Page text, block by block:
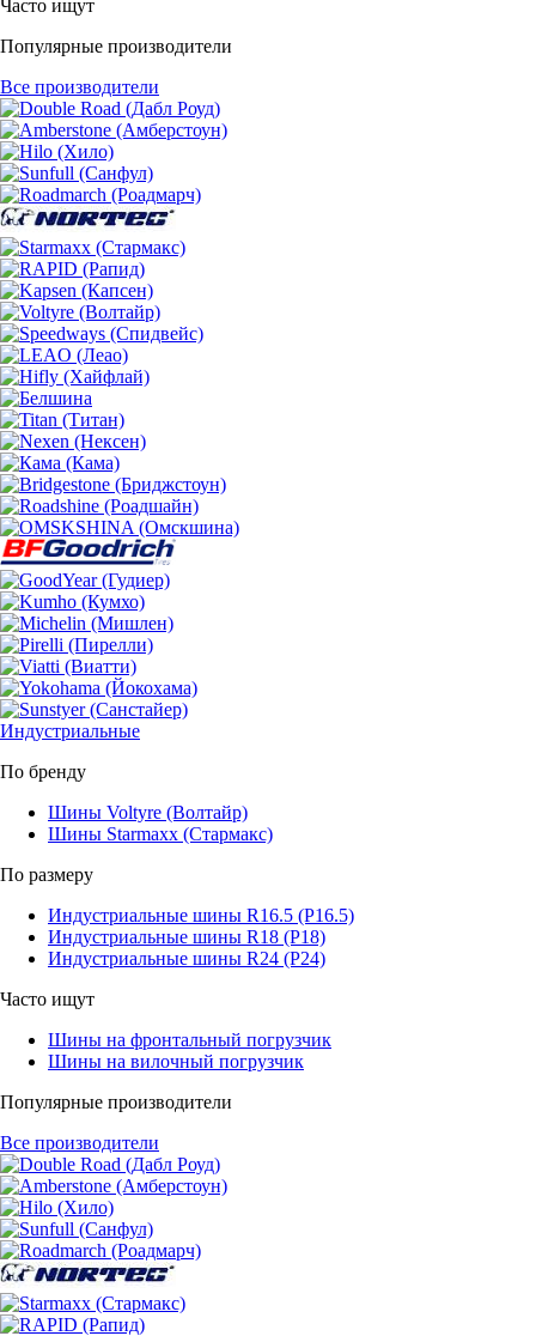
Часто ищут
Популярные производители
Все производители
Индустриальные
По бренду
Шины Voltyre (Волтайр)
Шины Starmaxx (Стармакс)
По размеру
Индустриальные шины R16.5 (Р16.5)
Индустриальные шины R18 (Р18)
Индустриальные шины R24 (Р24)
Часто ищут
Шины на фронтальный погрузчик
Шины на вилочный погрузчик
Популярные производители
Все производители